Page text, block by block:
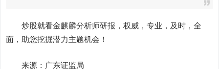
炒股就看金麒麟分析师研报，权威，专业，及时，全
面，助您挖掘潜力主题机会！
来源：广东证监局